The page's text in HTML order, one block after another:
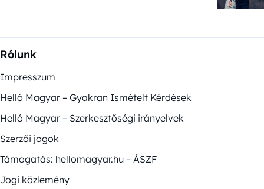
Rólunk
Impresszum
Helló Magyar – Gyakran Ismételt Kérdések
Helló Magyar – Szerkesztőségi irányelvek
Szerzői jogok
Támogatás: hellomagyar.hu – ÁSZF
Jogi közlemény